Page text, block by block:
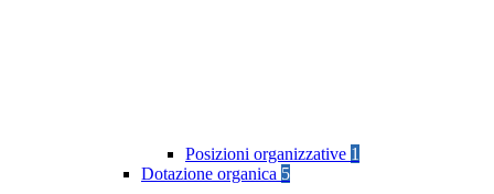
Posizioni organizzative 1
Dotazione organica 5